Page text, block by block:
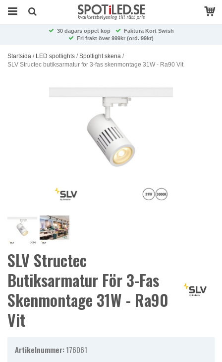
30 dagars öppet köp
Faktura Kort Swish
Fri frakt över 999kr (ord. 99kr)
Startsida / LED spotlights /Spotlight skena /
SLV Structec butiksarmatur för 3-fas skenmontage 31W - Ra90 Vit
SLV Structec
Butiksarmatur För 3-Fas
Skenmontage 31W - Ra90
Vit
Artikelnummer:176061